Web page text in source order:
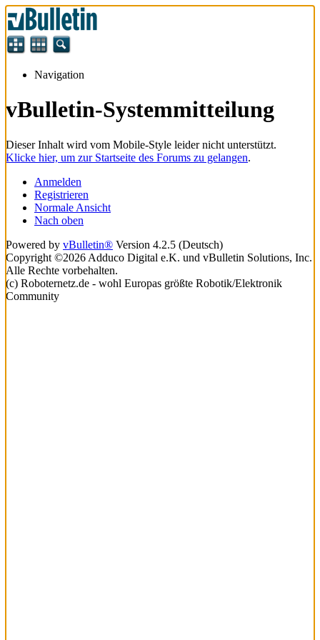
Navigation
vBulletin-Systemmitteilung
Dieser Inhalt wird vom Mobile-Style leider nicht unterstützt.
Klicke hier, um zur Startseite des Forums zu gelangen.
Anmelden
Registrieren
Normale Ansicht
Nach oben
Powered by vBulletin® Version 4.2.5 (Deutsch)
Copyright ©2026 Adduco Digital e.K. und vBulletin Solutions, Inc.
Alle Rechte vorbehalten.
(c) Roboternetz.de - wohl Europas größte Robotik/Elektronik
Community